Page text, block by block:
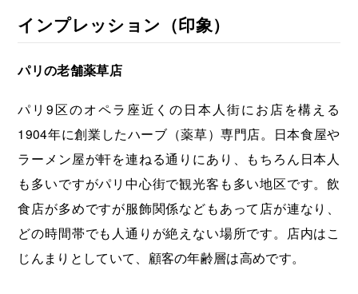
インプレッション（印象）
パリの老舗薬草店
パリ9区のオペラ座近くの日本人街にお店を構える
1904年に創業したハーブ（薬草）専門店。日本食屋や
ラーメン屋が軒を連ねる通りにあり、もちろん日本人
も多いですがパリ中心街で観光客も多い地区です。飲
食店が多めですが服飾関係などもあって店が連なり、
どの時間帯でも人通りが絶えない場所です。店内はこ
じんまりとしていて、顧客の年齢層は高めです。